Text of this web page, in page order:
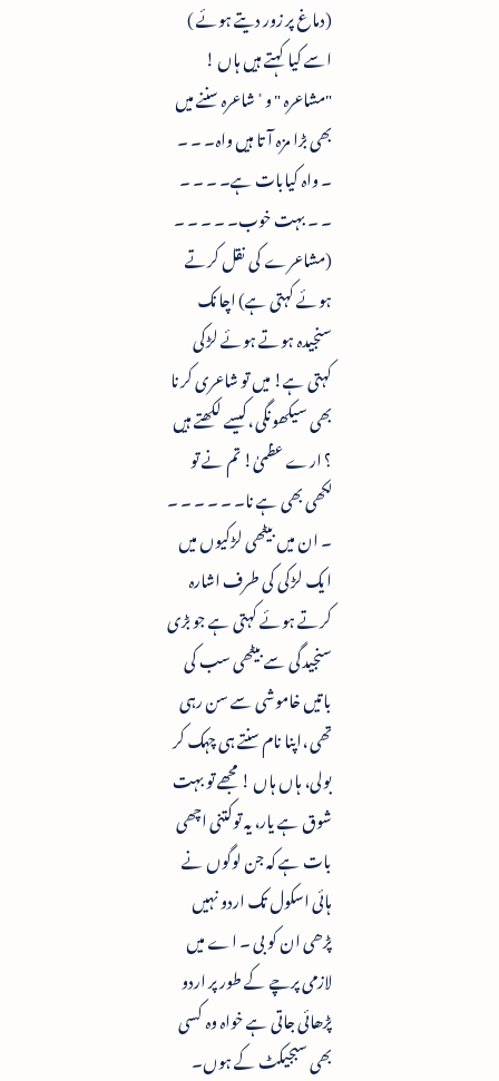
(دماغ پر زور دیتے ہوئے )
اسے کیا کہتے ہیں ہاں !
"مشاعرہ " و ُشاعرہ سننے میں
بھی بڑا مزہ آتا ہیں واہ۔ ۔ ۔
۔ واہ کیابات ہے۔ ۔ ۔ ۔
۔ ۔ بہت خوب۔ ۔ ۔ ۔ ۔
(مشاعرے کی نقل کرتے
ہوئے کہتی ہے) اچانک
سنجیدہ ہوتے ہوئے لڑکی
کہتی ہے! میں تو شاعری کرنا
بھی سیکھونگی ،کیسے لکھتے ہیں
؟ ارے عظمیٰ! تم نے تو
لکھی بھی ہے نا۔ ۔ ۔ ۔ ۔ ۔
۔ ان میں بیٹھی لڑکیوں میں
ایک لڑکی کی طرف اشارہ
کرتے ہوئے کہتی ہے جو بڑی
سنجیدگی سے بیٹھی سب کی
باتیں خاموشی سے سن رہی
تھی ،اپنا نام سنتے ہی چہک کر
بولی، ہاں ہاں ! مجھے تو بہت
شوق ہے یار، یہ توکتنی اچھی
بات ہے کہ جن لوگوں نے
ہائی اسکول تک اردو نہیں
پڑھی ان کو بی ۔ اے میں
لازمی پرچے کے طور پر اردو
پڑھائی جاتی ہے خواہ وہ کسی
بھی سبجیکٹ کے ہوں۔